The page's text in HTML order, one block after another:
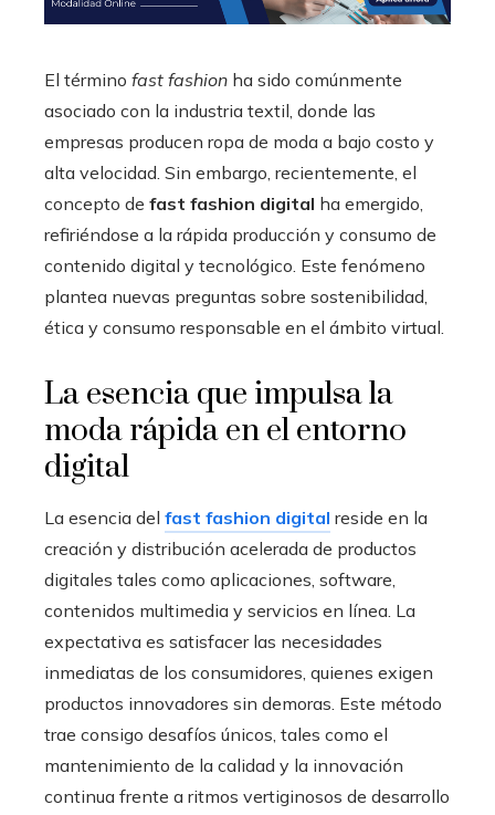
El término fast fashion ha sido comúnmente
asociado con la industria textil, donde las
empresas producen ropa de moda a bajo costo y
alta velocidad. Sin embargo, recientemente, el
concepto de fast fashion digital ha emergido,
refiriéndose a la rápida producción y consumo de
contenido digital y tecnológico. Este fenómeno
plantea nuevas preguntas sobre sostenibilidad,
ética y consumo responsable en el ámbito virtual.
La esencia que impulsa la
moda rápida en el entorno
digital
La esencia del fast fashion digital reside en la
creación y distribución acelerada de productos
digitales tales como aplicaciones, software,
contenidos multimedia y servicios en línea. La
expectativa es satisfacer las necesidades
inmediatas de los consumidores, quienes exigen
productos innovadores sin demoras. Este método
trae consigo desafíos únicos, tales como el
mantenimiento de la calidad y la innovación
continua frente a ritmos vertiginosos de desarrollo